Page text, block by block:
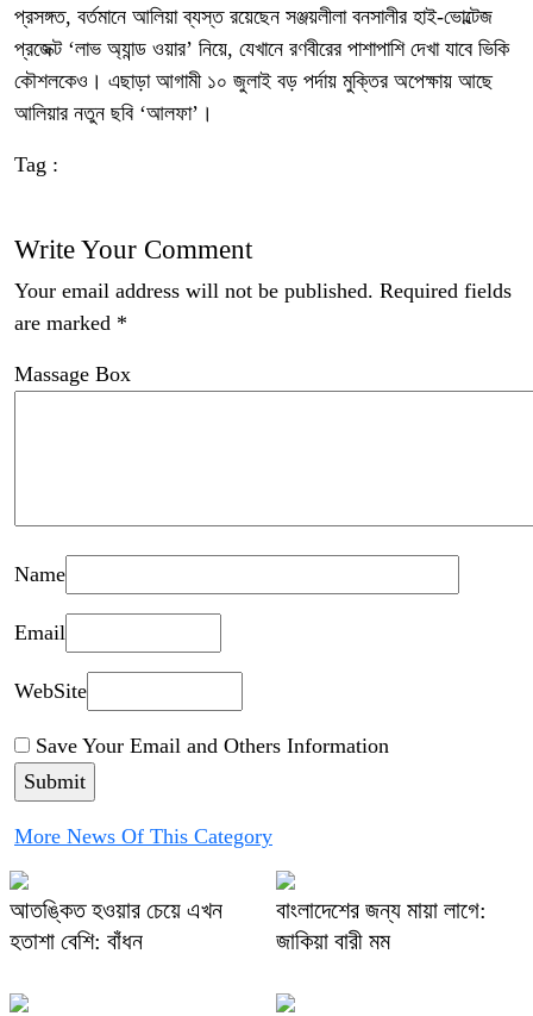
প্রসঙ্গত, বর্তমানে আলিয়া ব্যস্ত রয়েছেন সঞ্জয়লীলা বনসালীর হাই-ভোল্টেজ
প্রজেক্ট ‘লাভ অ্যান্ড ওয়ার’ নিয়ে, যেখানে রণবীরের পাশাপাশি দেখা যাবে ভিকি
কৌশলকেও। এছাড়া আগামী ১০ জুলাই বড় পর্দায় মুক্তির অপেক্ষায় আছে
আলিয়ার নতুন ছবি ‘আলফা’।
Tag :
Write Your Comment
Your email address will not be published. Required fields
are marked *
Massage Box
Name
Email
WebSite
Save Your Email and Others Information
More News Of This Category
আতঙ্কিত হওয়ার চেয়ে এখন
হতাশা বেশি: বাঁধন
বাংলাদেশের জন্য মায়া লাগে:
জাকিয়া বারী মম